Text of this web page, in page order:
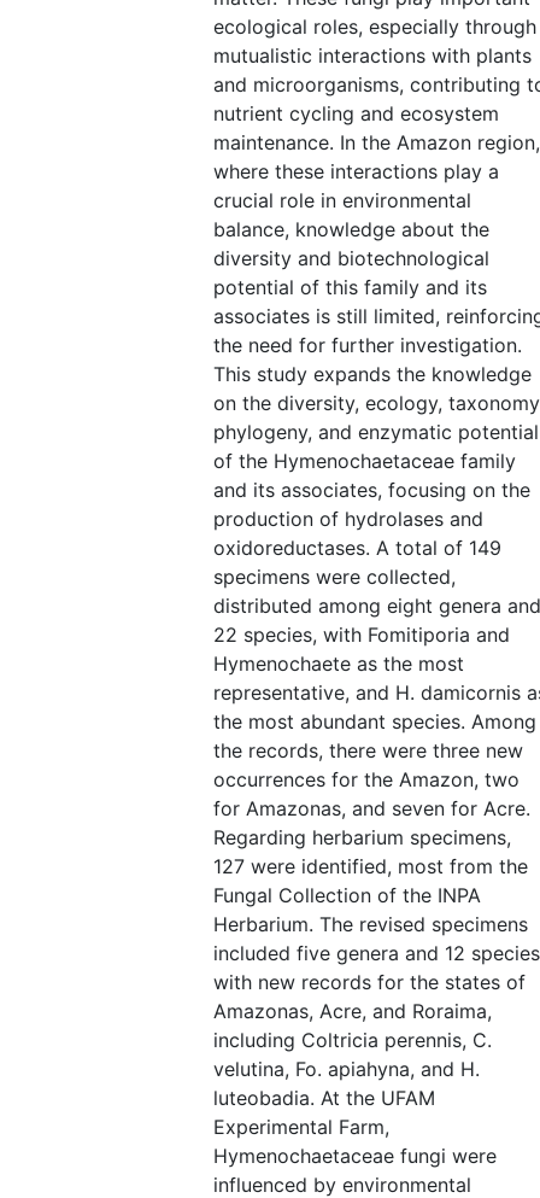
ecological roles, especially through
mutualistic interactions with plants
and microorganisms, contributing
nutrient cycling and ecosystem
maintenance. In the Amazon region,
where these interactions play a
crucial role in environmental
balance, knowledge about the
diversity and biotechnological
potential of this family and its
associates is still limited,
the need for further investigation.
This study expands the knowledge
on the diversity, ecology,
phylogeny, and enzymatic potential
of the Hymenochaetaceae family
and its associates, focusing on the
production of hydrolases and
oxidoreductases. A total of 149
specimens were collected,
distributed among eight genera and
22 species, with Fomitiporia and
Hymenochaete as the most
representative, and H. damicornis
the most abundant species. Among
the records, there were three new
occurrences for the Amazon, two
for Amazonas, and seven for Acre.
Regarding herbarium specimens,
127 were identified, most from the
Fungal Collection of the INPA
Herbarium. The revised specimens
included five genera and 12
with new records for the states of
Amazonas, Acre, and Roraima,
including Coltricia perennis, C.
velutina, Fo. apiahyna, and H.
luteobadia. At the UFAM
Experimental Farm,
Hymenochaetaceae fungi were
influenced by environmental